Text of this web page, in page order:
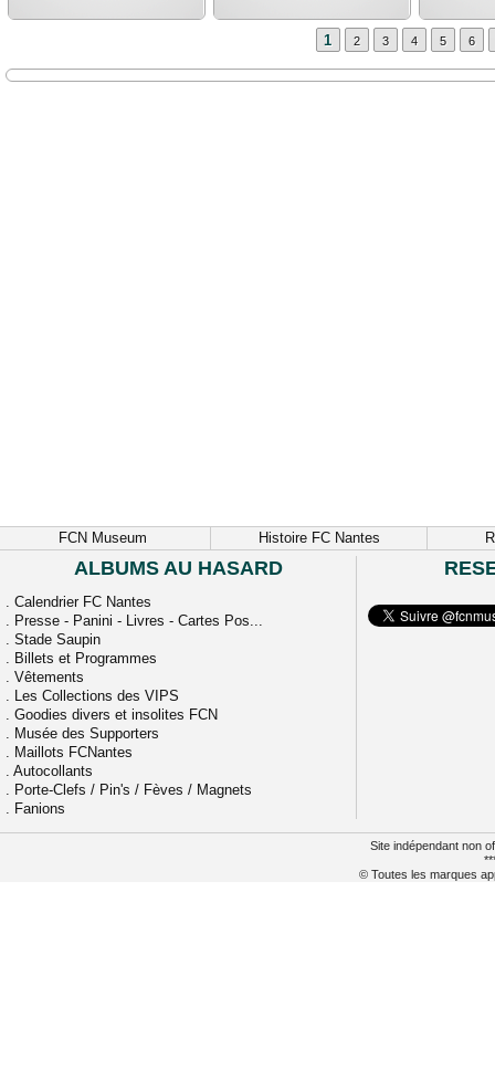
1 2 3 4 5 6
FCN Museum Histoire FC Nantes
ALBUMS AU HASARD
. Calendrier FC Nantes
. Presse - Panini - Livres - Cartes Pos...
. Stade Saupin
. Billets et Programmes
. Vêtements
. Les Collections des VIPS
. Goodies divers et insolites FCN
. Musée des Supporters
. Maillots FCNantes
. Autocollants
. Porte-Clefs / Pin's / Fèves / Magnets
. Fanions
Site indépendant non
© Toutes les marques